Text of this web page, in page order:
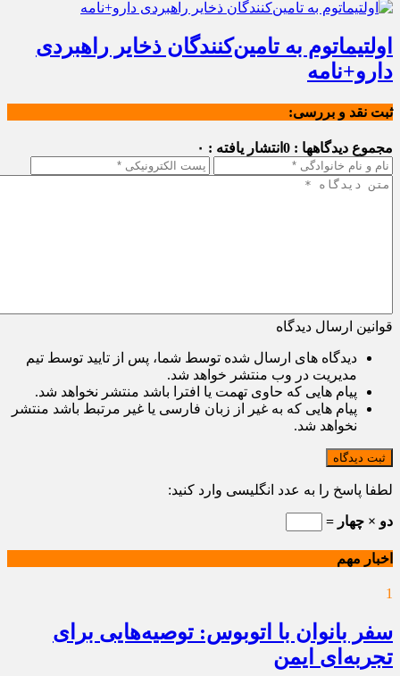
اولتیماتوم به تامین‌کنندگان ذخایر راهبردی
دارو+نامه
ثبت نقد و بررسی:
مجموع دیدگاهها : 0 انتشار یافته : ۰
قوانین ارسال دیدگاه
دیدگاه های ارسال شده توسط شما، پس از تایید توسط تیم
مدیریت در وب منتشر خواهد شد.
پیام هایی که حاوی تهمت یا افترا باشد منتشر نخواهد شد.
پیام هایی که به غیر از زبان فارسی یا غیر مرتبط باشد منتشر
نخواهد شد.
ثبت دیدگاه
لطفا پاسخ را به عدد انگلیسی وارد کنید:
دو × چهار =
اخبار مهم
1
سفر بانوان با اتوبوس: توصیه‌هایی برای
تجربه‌ای ایمن